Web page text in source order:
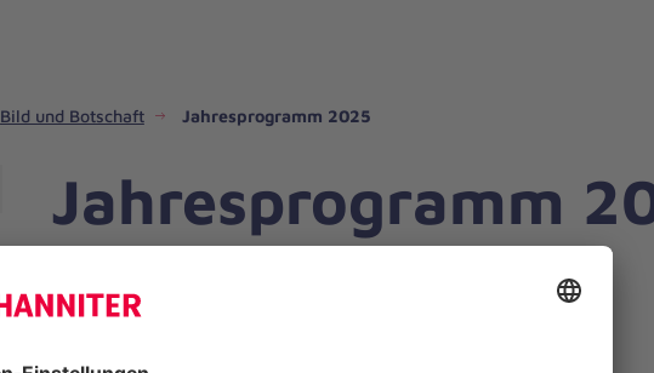
Bild und Botschaft Jahresprogramm 2025
Jahresprogramm